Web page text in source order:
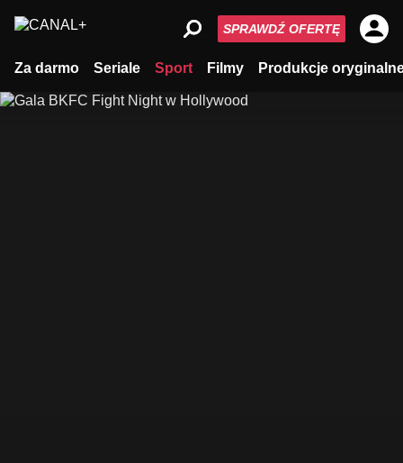
Za darmo Seriale Sport Filmy Produkcje
SPRAWDŹ OFERTĘ